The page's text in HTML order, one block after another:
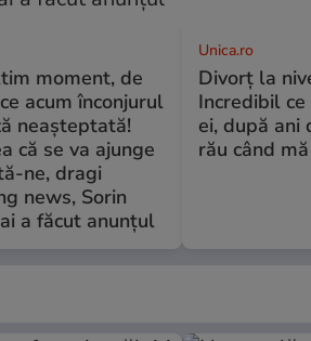
moment, de
acum înconjurul
neașteptată!
că se va ajunge
ne, dragi
news, Sorin
a făcut anunțul
Unica.ro
Divorț la
Incredibil
ei, după ani
rău când